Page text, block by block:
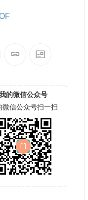
的微信公众号
微信公众号扫一扫